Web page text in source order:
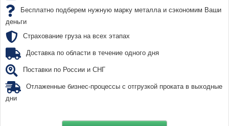
Бесплатно подберем нужную марку металла и сэкономим Ваши
деньги
Страхование груза на всех этапах
Доставка по области в течение одного дня
Поставки по России и СНГ
Отлаженные бизнес-процессы с отгрузкой проката в выходные
дни